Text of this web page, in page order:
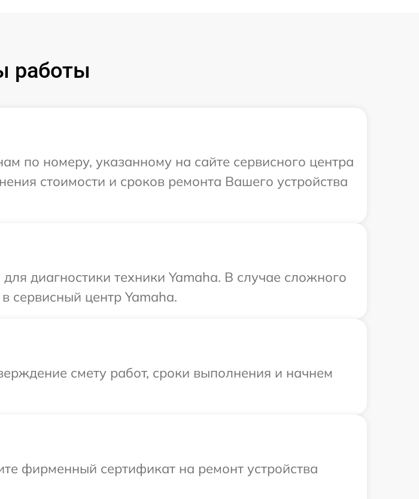
работы
по номеру, указанному на сайте сервисного центра
стоимости и сроков ремонта Вашего устройства
диагностики техники Yamaha. В случае сложного
сервисный центр Yamaha.
смету работ, сроки выполнения и начнем
фирменный сертификат на ремонт устройства